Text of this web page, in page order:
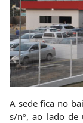
A sede fica no
s/nº, ao lado de